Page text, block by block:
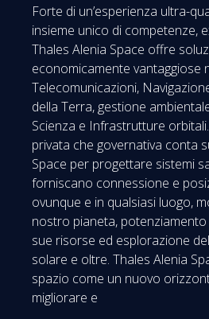
Forte di un’esperienza ultra-
insieme unico di competenze,
Thales Alenia Space offre
economicamente vantaggiose
Telecomunicazioni,
della Terra, gestione
Scienza e Infrastrutture orbitali.
privata che governativa conta
Space per progettare sistemi
forniscano connessione e
ovunque e in qualsiasi luogo,
nostro pianeta,
sue risorse ed esplorazione
solare e oltre. Thales Alenia
spazio come un nuovo
migliorare e